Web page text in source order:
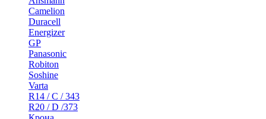
Camelion
Duracell
Energizer
GP
Panasonic
Robiton
Soshine
Varta
R14 / C / 343
R20 / D /373